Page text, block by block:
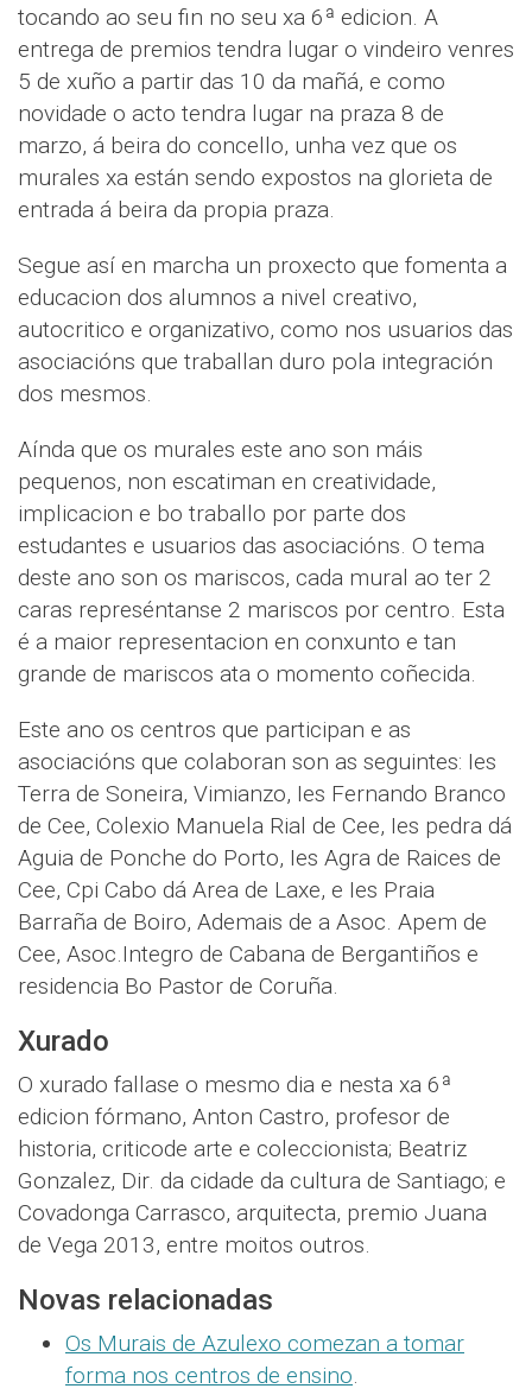
tocando ao seu fin no seu xa 6ª edicion. A
entrega de premios tendra lugar o vindeiro venres
5 de xuño a partir das 10 da mañá, e como
novidade o acto tendra lugar na praza 8 de
marzo, á beira do concello, unha vez que os
murales xa están sendo expostos na glorieta de
entrada á beira da propia praza.
Segue así en marcha un proxecto que fomenta a
educacion dos alumnos a nivel creativo,
autocritico e organizativo, como nos usuarios das
asociacións que traballan duro pola integración
dos mesmos.
Aínda que os murales este ano son máis
pequenos, non escatiman en creatividade,
implicacion e bo traballo por parte dos
estudantes e usuarios das asociacións. O tema
deste ano son os mariscos, cada mural ao ter 2
caras represéntanse 2 mariscos por centro. Esta
é a maior representacion en conxunto e tan
grande de mariscos ata o momento coñecida.
Este ano os centros que participan e as
asociacións que colaboran son as seguintes: Ies
Terra de Soneira, Vimianzo, Ies Fernando Branco
de Cee, Colexio Manuela Rial de Cee, Ies pedra dá
Aguia de Ponche do Porto, Ies Agra de Raices de
Cee, Cpi Cabo dá Area de Laxe, e Ies Praia
Barraña de Boiro, Ademais de a Asoc. Apem de
Cee, Asoc.Integro de Cabana de Bergantiños e
residencia Bo Pastor de Coruña.
Xurado
O xurado fallase o mesmo dia e nesta xa 6ª
edicion fórmano, Anton Castro, profesor de
historia, criticode arte e coleccionista; Beatriz
Gonzalez, Dir. da cidade da cultura de Santiago; e
Covadonga Carrasco, arquitecta, premio Juana
de Vega 2013, entre moitos outros.
Novas relacionadas
Os Murais de Azulexo comezan a tomar
forma nos centros de ensino.